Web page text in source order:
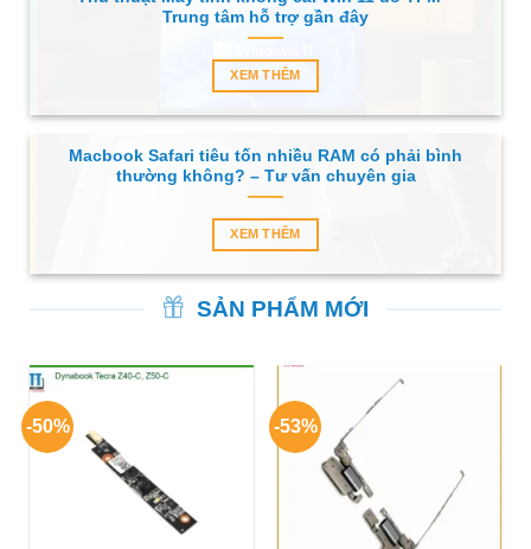
Trung tâm hỗ trợ gần đây
XEM THÊM
Macbook Safari tiêu tốn nhiều RAM có phải bình
thường không? – Tư vấn chuyên gia
XEM THÊM
SẢN PHẨM MỚI
-50% -53%